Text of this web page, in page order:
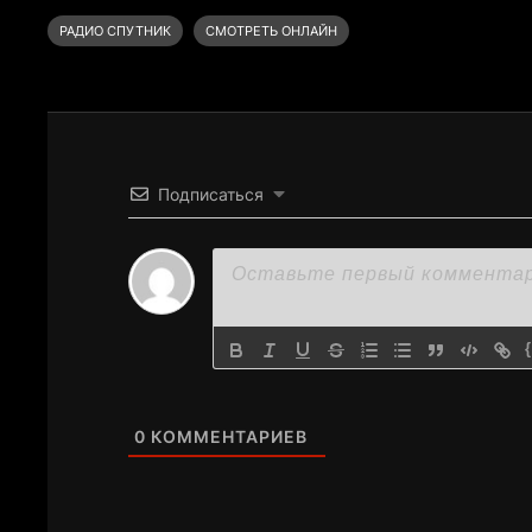
РАДИО СПУТНИК СМОТРЕТЬ ОНЛАЙН
Подписаться
0 КОММЕНТАРИЕВ